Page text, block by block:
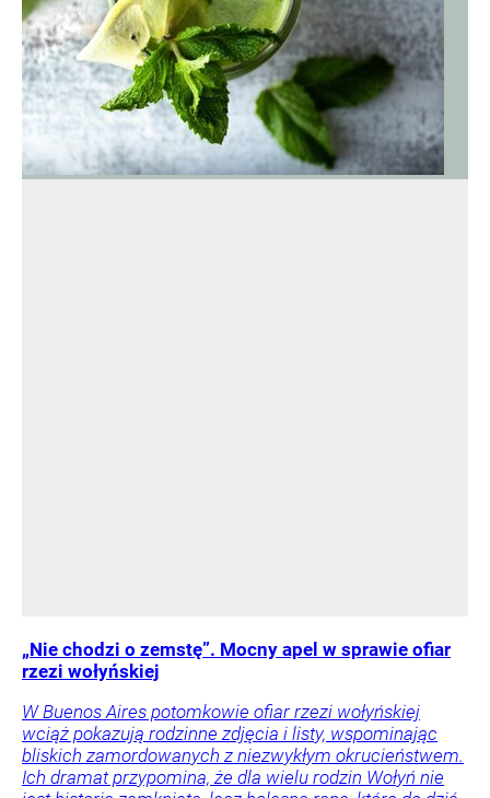
„Nie chodzi o zemstę”. Mocny apel w sprawie ofiar
rzezi wołyńskiej
W Buenos Aires potomkowie ofiar rzezi wołyńskiej
wciąż pokazują rodzinne zdjęcia i listy, wspominając
bliskich zamordowanych z niezwykłym okrucieństwem.
Ich dramat przypomina, że dla wielu rodzin Wołyń nie